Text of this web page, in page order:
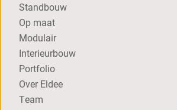
Standbouw
Op maat
Modulair
Interieurbouw
Portfolio
Over Eldee
Team